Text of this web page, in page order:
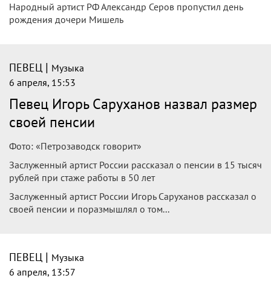
Народный артист РФ Александр Серов пропустил день
рождения дочери Мишель
ПЕВЕЦ | Музыка
6 апреля, 15:53
Певец Игорь Саруханов назвал размер
своей пенсии
Фото: «Петрозаводск говорит»
Заслуженный артист России рассказал о пенсии в 15 тысяч
рублей при стаже работы в 50 лет
Заслуженный артист России Игорь Саруханов рассказал о
своей пенсии и поразмышлял о том...
ПЕВЕЦ | Музыка
6 апреля, 13:57